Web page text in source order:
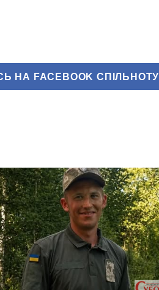
НА FACEBOOK СПІЛЬНОТУ